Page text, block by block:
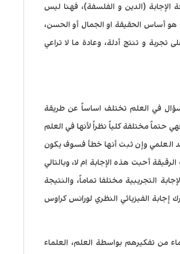
(الدين و الفلسفة)، فهنا ليس
أساس الحقيقة او الجمال أو الحسن،
تجربة و تنتج أدلة، وعادة ما لا تراعي
في العلم تختلف اساساً عن طريقة
حتماً مختلفة كلياً نظراً لأنها في العلم
العلمي وإن ثبت أنها خطأ فسوف يكون
أحبت هذه الإجابة ام لا، وبالتالي
التجريبية مختلفا تماماً، والنتيجة
إجابة الفيزيائي النظري لورانس كراوس
من تفكيرهم بواسطة العلم، العلماء